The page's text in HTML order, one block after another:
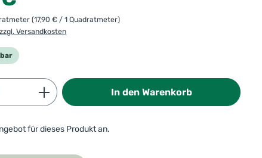
(17,90 € / 1 Quadratmeter)
Versandkosten
Gib den gewünschten Wert ein
In den Warenkorb
für dieses Produkt an.